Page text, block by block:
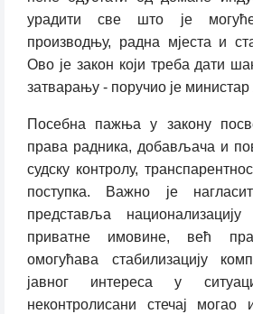
урадити све што је
производњу, радна мјеста и
Ово је закон који треба дати
затварању - поручио је
Посебна пажња у закону
права радника, добављача и
судску контролу,
поступка. Важно је
представља
приватне имовине, већ
омогућава стабилизацију
јавног интереса у
неконтролисани стечај могао